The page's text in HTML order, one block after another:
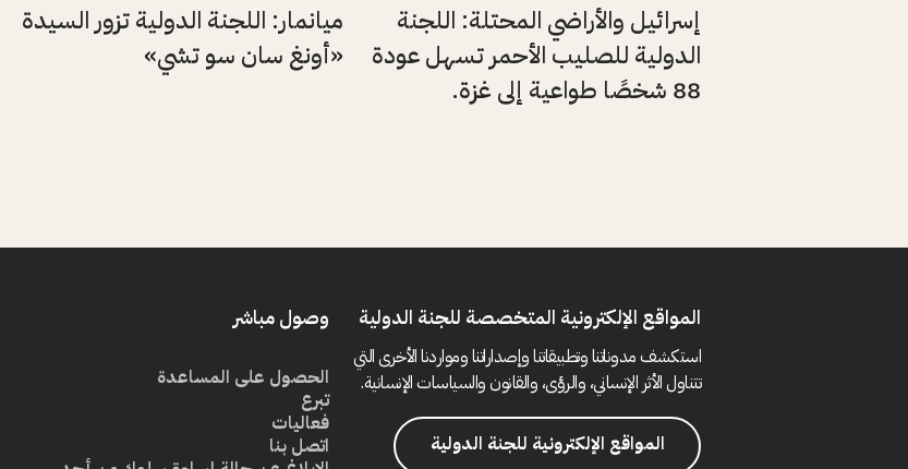
إسرائيل والأراضي المحتلة: اللجنة
الدولية للصليب الأحمر تسهل عودة
88 شخصًا طواعية إلى غزة.
ميانمار: اللجنة الدولية تزور السيدة
«أونغ سان سو تشي»
المواقع الإلكترونية المتخصصة للجنة الدولية
استكشف مدوناتنا وتطبيقاتنا وإصداراتنا ومواردنا الأخرى التي
تتناول الأثر الإنساني، والرؤى، والقانون والسياسات الإنسانية.
المواقع الإلكترونية للجنة الدولية
وصول مباشر
الحصول على المساعدة
تبرع
فعاليات
اتصل بنا